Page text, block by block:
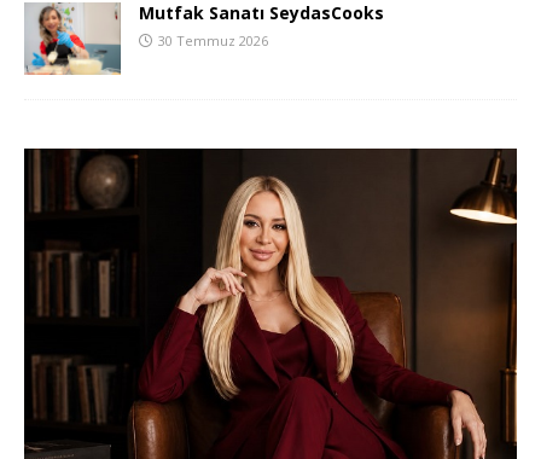
Mutfak Sanatı SeydasCooks
30 Temmuz 2026